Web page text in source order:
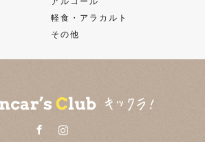
軽食・アラカルト
その他